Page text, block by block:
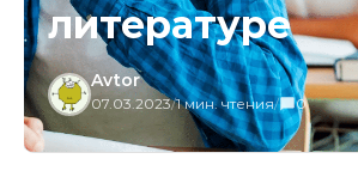
литературе
Avtor
07.03.2023/1 мин. чтения/ 0